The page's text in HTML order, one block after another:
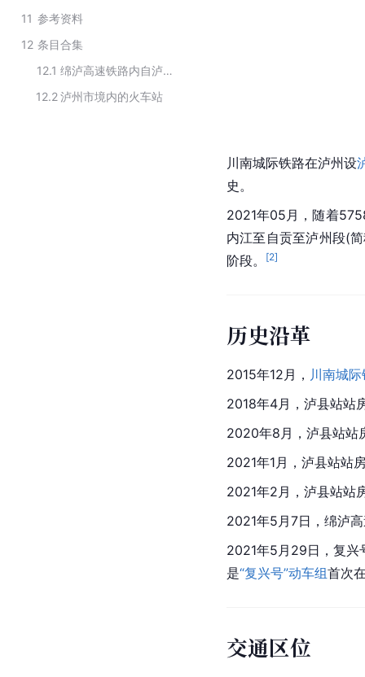
11 参考资料
12 条目合集
12.1
绵泸高速铁路内自泸段沿线客运站点
12.2泸州市境内的火车站
川南城际铁路在泸州设
史。
2021年05月，随着
内江至自贡至泸州段(
阶段。
[2]
历史沿革
2015年12月， 川南城
2018年4月，泸县站站
2020年8月，泸县站站
2021年1月，泸县站站
2021年2月，泸县站站
2021年5月7日， 绵泸
2021年5月29日，复兴
是“复兴号”动车组首次
交通区位